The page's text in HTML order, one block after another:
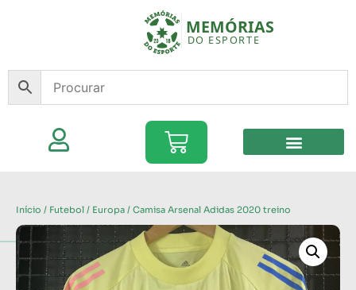
Início / Futebol / Europa / Camisa Arsenal Adidas 2020 treino